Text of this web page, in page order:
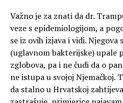
Važno je za znati da dr.
veze s epidemiologijom, a
se iz ovih izjava i vidi. Njegova
(uglavnom bakterijske) upale
zglobova, pa i ne čudi da o
ne istupa u svojoj Njemačkoj.
da stalno u Hrvatskoj